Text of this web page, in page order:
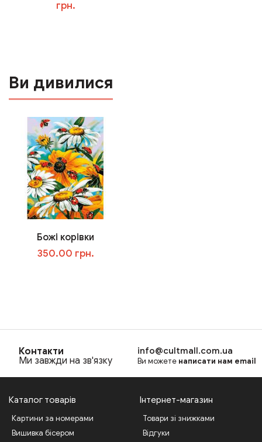
грн.
Ви дивилися
Божі корівки
350.00 грн.
Контакти
Ми завжди на зв'язку
info@cultmall.com.ua
Ви можете написати нам email
Каталог товарів
Картини за номерами
Вишивка бісером
Інтернет-магазин
Товари зі знижками
Відгуки